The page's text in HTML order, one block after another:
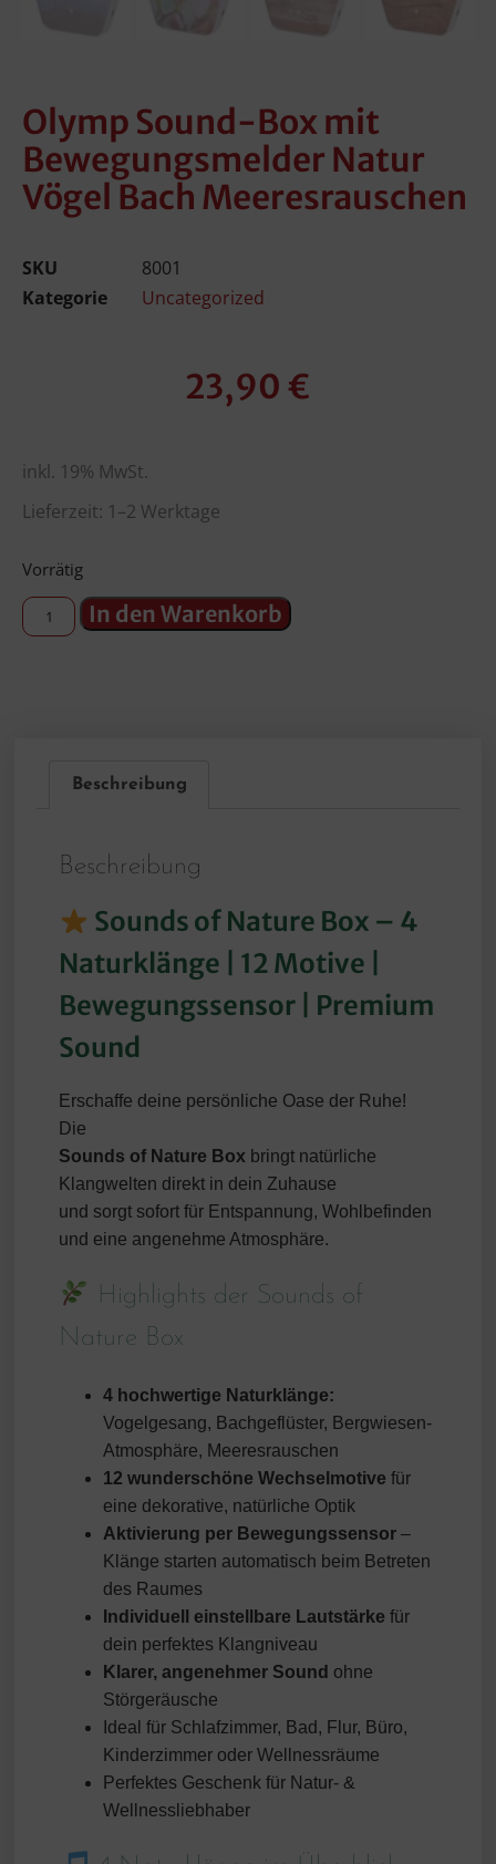
Olymp Sound-Box mit
Bewegungsmelder Natur
Vögel Bach Meeresrauschen
SKU
8001
Kategorie
Uncategorized
23,90 €
inkl. 19% MwSt.
Lieferzeit: 1–2 Werktage
Vorrätig
In den Warenkorb
Beschreibung
Beschreibung
Sounds of Nature Box – 4
Naturklänge | 12 Motive |
Bewegungssensor | Premium
Sound
Erschaffe deine persönliche Oase der Ruhe!
Die
Sounds of Nature Box bringt natürliche
Klangwelten direkt in dein Zuhause
und sorgt sofort für Entspannung, Wohlbefinden
und eine angenehme Atmosphäre.
Highlights der Sounds of
Nature Box
4 hochwertige Naturklänge:
Vogelgesang, Bachgeflüster, Bergwiesen-
Atmosphäre, Meeresrauschen
12 wunderschöne Wechselmotive für
eine dekorative, natürliche Optik
Aktivierung per Bewegungssensor –
Klänge starten automatisch beim Betreten
des Raumes
Individuell einstellbare Lautstärke für
dein perfektes Klangniveau
Klarer, angenehmer Sound ohne
Störgeräusche
Ideal für Schlafzimmer, Bad, Flur, Büro,
Kinderzimmer oder Wellnessräume
Perfektes Geschenk für Natur- &
Wellnessliebhaber